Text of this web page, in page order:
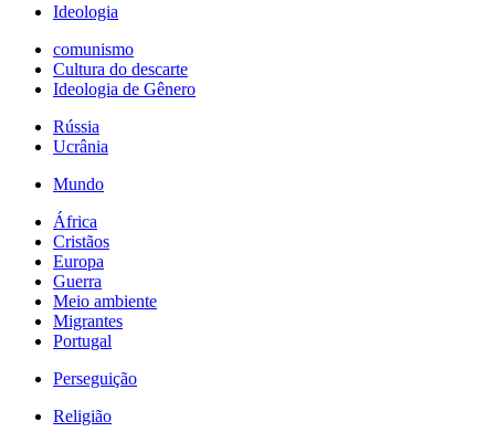
Ideologia
comunismo
Cultura do descarte
Ideologia de Gênero
Rússia
Ucrânia
Mundo
África
Cristãos
Europa
Guerra
Meio ambiente
Migrantes
Portugal
Perseguição
Religião